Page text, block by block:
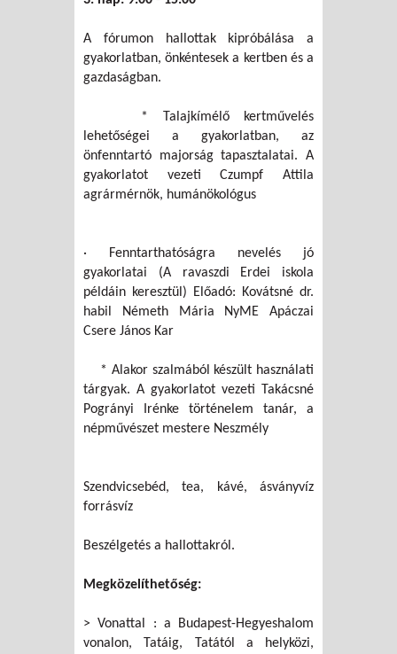
A fórumon hallottak kipróbálása a
gyakorlatban, önkéntesek a kertben és a
gazdaságban.
* Talajkímélő kertművelés
lehetőségei a gyakorlatban, az
önfenntartó majorság tapasztalatai. A
gyakorlatot vezeti Czumpf Attila
agrármérnök, humánökológus
· Fenntarthatóságra nevelés jó
gyakorlatai (A ravaszdi Erdei iskola
példáin keresztül) Előadó: Kovátsné dr.
habil Németh Mária NyME Apáczai
Csere János Kar
* Alakor szalmából készült használati
tárgyak. A gyakorlatot vezeti Takácsné
Pogrányi Irénke történelem tanár, a
népművészet mestere Neszmély
Szendvicsebéd, tea, kávé, ásványvíz
forrásvíz
Beszélgetés a hallottakról.
Megközelíthetőség:
> Vonattal : a Budapest-Hegyeshalom
vonalon, Tatáig, Tatától a helyközi,